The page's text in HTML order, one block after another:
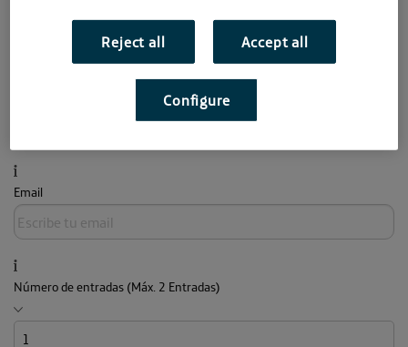
Email
Número de entradas (Máx. 2 Entradas)
Reject all Accept all
Configure